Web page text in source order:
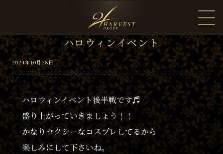
ハロウィンイベント
2024年10月28日
ハロウィンイベント後半戦です♬
盛り上がっていきましょう！！
かなりセクシーなコスプレしてるから
楽しみにして下さいね。